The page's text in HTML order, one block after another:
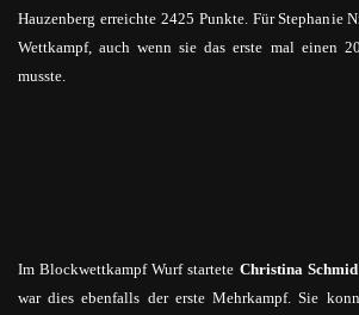
Hauzenberg erreichte 2425 Punkte. Für Stephanie
Wettkampf, auch wenn sie das erste maleinen
musste.
Im Blockwettkampf Wurf startete Christina Schmid
war dies ebenfalls der erste Mehrkampf. Sie